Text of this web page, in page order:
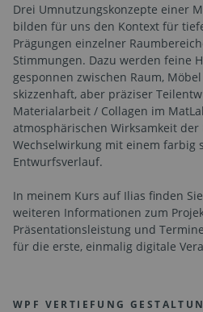
Drei Umnutzungskonzepte einer
bilden für uns den Kontext für
Prägungen einzelner
Stimmungen. Dazu werden feine
gesponnen zwischen Raum,
skizzenhaft, aber präziser
Materialarbeit / Collagen im
atmosphärischen Wirksamkeit
Wechselwirkung mit einem farbig
Entwurfsverlauf.
In meinem Kurs auf Ilias finden
weiteren Informationen zum
Präsentationsleistung und
für die erste, einmalig digitale
WPF VERTIEFUNG